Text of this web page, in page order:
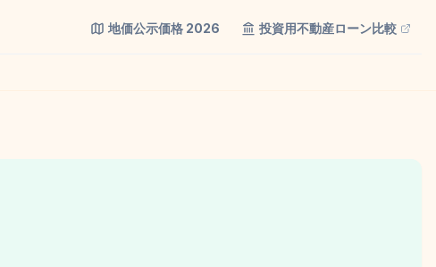
地価公示価格 2026 投資用不動産ローン比較